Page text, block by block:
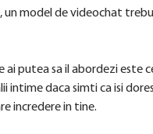
model de videochat
ai putea sa il abordezi
intime daca simti ca isi
incredere in tine.